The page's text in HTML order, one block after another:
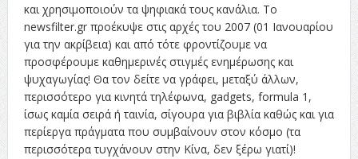
και χρησιμοποιούν τα ψηφιακά τους κανάλια. Το
newsfilter.gr προέκυψε στις αρχές του 2007 (01 Ιανουαρίου
για την ακρίβεια) και από τότε φροντίζουμε να
προσφέρουμε καθημερινές στιγμές ενημέρωσης και
ψυχαγωγίας! Θα τον δείτε να γράφει, μεταξύ άλλων,
περισσότερο για κινητά τηλέφωνα, gadgets, formula 1,
ίσως καμία σειρά ή ταινία, σίγουρα για βιβλία καθώς και για
περίεργα πράγματα που συμβαίνουν στον κόσμο (τα
περισσότερα τυγχάνουν στην Κίνα, δεν ξέρω γιατί)!